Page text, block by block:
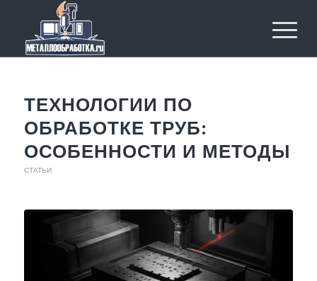
ТЕХНОЛОГИИ ПО
ОБРАБОТКЕ ТРУБ:
ОСОБЕННОСТИ И МЕТОДЫ
СТАТЬИ